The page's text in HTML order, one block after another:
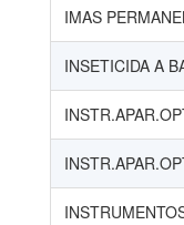
IMAS
INSETICIDA A